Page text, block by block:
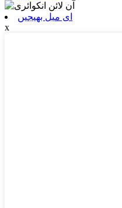
ای میل بھیجیں
x